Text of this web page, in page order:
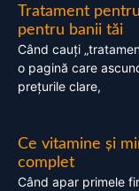
Tratament
pentru banii tăi
Când cauți
o pagină care
prețurile clare,
Ce vitamine și
complet
Când apar primele